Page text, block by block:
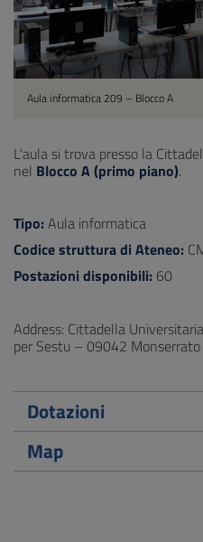
Aula informatica 209 – Blocco A
L'aula si trova presso la
nel Blocco A (primo piano).
Tipo:Aula informatica
Codice struttura di Ateneo:
Postazioni disponibili: 60
Address: Cittadella
per Sestu – 09042 Monserrato
Dotazioni
Map